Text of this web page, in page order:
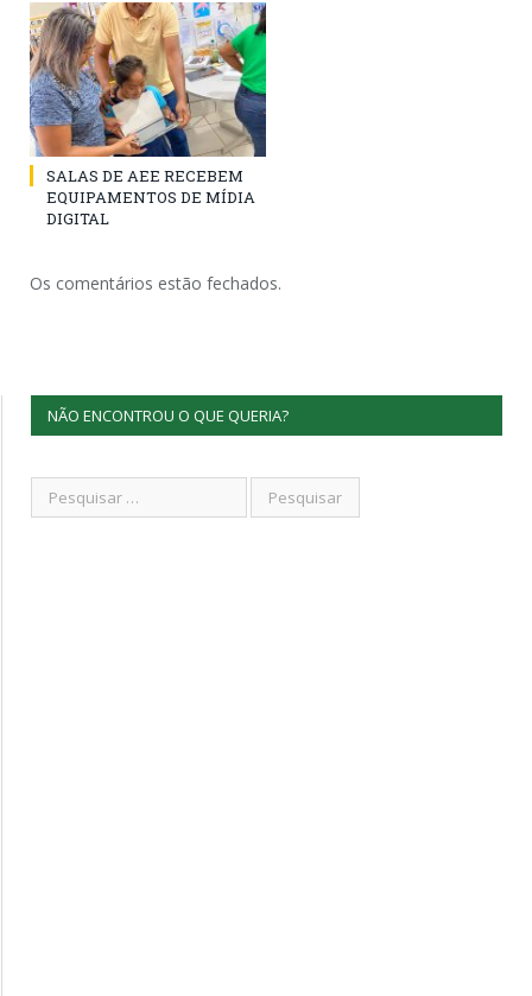
SALAS DE AEE RECEBEM
EQUIPAMENTOS DE MÍDIA
DIGITAL
Os comentários estão fechados.
NÃO ENCONTROU O QUE QUERIA?